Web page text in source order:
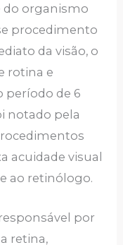
do organismo
procedimento
da visão, o
rotina e
período de 6
notado pela
acuidade visual
ao retinólogo.
por
retina,